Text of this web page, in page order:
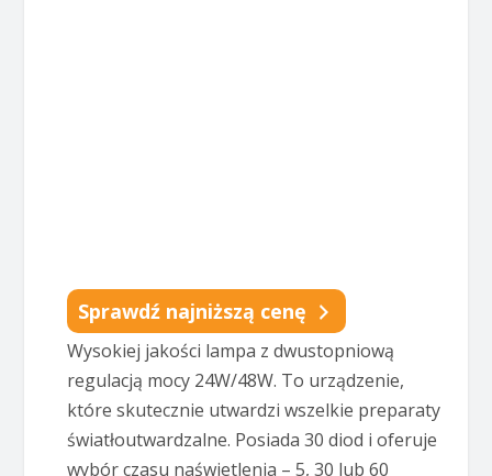
Sprawdź najniższą cenę
Wysokiej jakości lampa z dwustopniową
regulacją mocy 24W/48W. To urządzenie,
które skutecznie utwardzi wszelkie preparaty
światłoutwardzalne. Posiada 30 diod i oferuje
wybór czasu naświetlenia – 5, 30 lub 60